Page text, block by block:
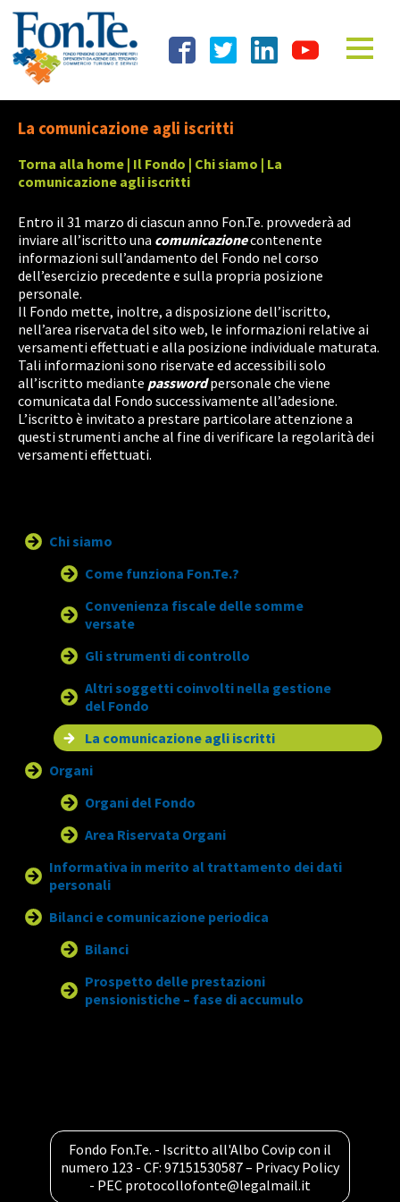
Chi siamo
Come funziona Fon.Te.?
Convenienza fiscale delle somme
versate
Gli strumenti di controllo
Altri soggetti coinvolti nella gestione
del Fondo
La comunicazione agli iscritti
Organi
Organi del Fondo
Area Riservata Organi
Informativa in merito al trattamento dei dati
personali
Bilanci e comunicazione periodica
Bilanci
Prospetto delle prestazioni
pensionistiche – fase di accumulo
La comunicazione agli iscritti
Torna alla home | Il Fondo | Chi siamo | La
comunicazione agli iscritti
Entro il 31 marzo di ciascun anno Fon.Te. provvederà ad
inviare all’iscritto una comunicazionecontenente
informazioni sull’andamento del Fondo nel corso
dell’esercizio precedente e sulla propria posizione
personale.
Il Fondo mette, inoltre, a disposizione dell’iscritto,
nell’area riservata del sito web, le informazioni relative ai
versamenti effettuati e alla posizione individuale maturata.
Tali informazioni sono riservate ed accessibili solo
all’iscritto mediante passwordpersonale che viene
comunicata dal Fondo successivamente all’adesione.
L’iscritto è invitato a prestare particolare attenzione a
questi strumenti anche al fine di verificare la regolarità dei
versamenti effettuati.
Fondo Fon.Te. - Iscritto all'Albo Covip con il
numero 123 - CF: 97151530587 – Privacy Policy
- PEC protocollofonte@legalmail.it